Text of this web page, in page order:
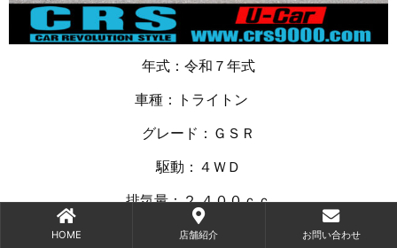
年式：令和７年式
車種：トライトン
グレード：ＧＳＲ
駆動：４ＷＤ
排気量：２,４００ｃｃ
ボディカラー：ジェットブラックマイカ
HOME 店舗紹介 お問い合わせ